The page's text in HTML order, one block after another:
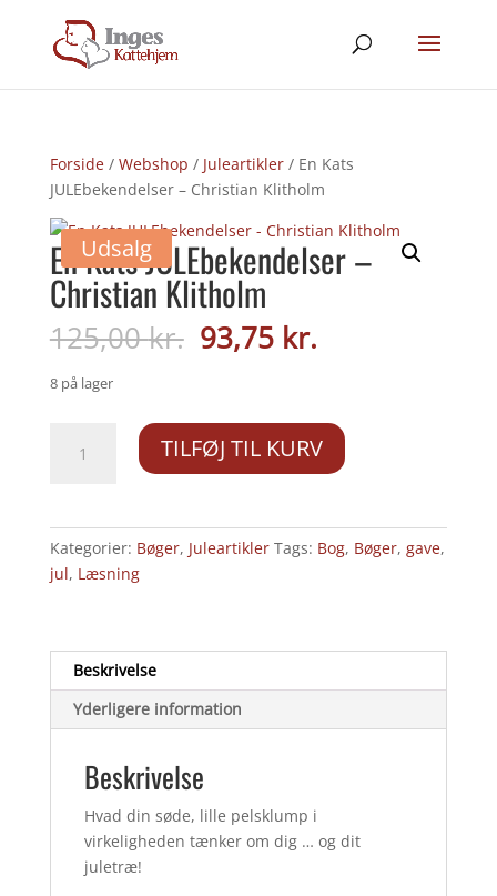
Forside/ Webshop / Juleartikler/ En Kats
JULEbekendelser – Christian Klitholm
Udsalg
En Kats JULEbekendelser –
Christian Klitholm
125,00kr. Den
oprindelige
var:
125,00 kr..
93,75 kr.Den
aktuelle
er:
93,75 kr..
8 på lager
Christian
Klitholm
antal
TILFØJ TIL KURV
Kategorier: Bøger, Juleartikler Tags: Bog, Bøger, gave,
jul, Læsning
Beskrivelse
Yderligere information
Beskrivelse
Hvad din søde, lille pelsklump i
virkeligheden tænker om dig … og dit
juletræ!